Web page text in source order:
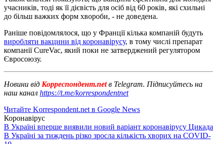
учасників, тоді як її дієвість для осіб від 60 років, які схильні
до більш важких форм хвороби, - не доведена.
Раніше повідомлялося, що у Франції кілька компаній будуть
виробляти вакцини від коронавірусу, в тому числі препарат
компанії CureVac, який поки не затверджений регулятором
Євросоюзу.
Новини від Корреспондент.netв Telegram. Підписуйтесь на
наш канал https://t.me/korrespondentnet
Читайте Korrespondent.net в Google News
Коронавірус
В Україні вперше виявили новий варіант коронавірусу Цикада
В Україні за тиждень різко зросла кількість хворих на COVID-